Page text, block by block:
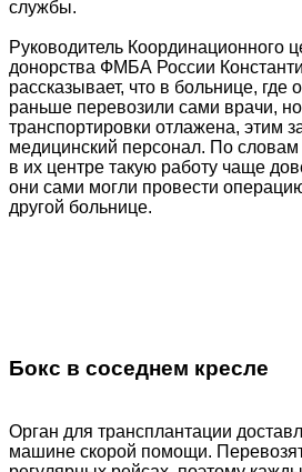
службы.
Руководитель Координационного
донорства ФМБА России
рассказывает, что в больнице, где
раньше перевозили сами врачи, но
транспортировки отлажена, этим
медицинский персонал. По
в их центре такую работу чаще
они сами могли провести
другой больнице.
Бокс в соседнем кресле
Орган для трансплантации
машине скорой помощи.